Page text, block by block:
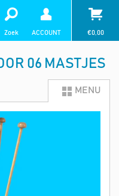
Zoek ACCOUNT €0,00
06 MASTJES
MENU